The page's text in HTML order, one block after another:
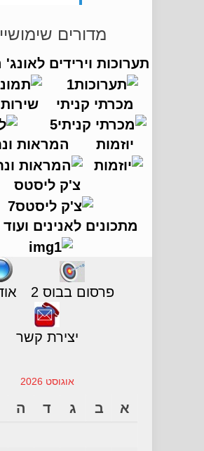
מדורים
תערוכות וירידים
מכרתי קניתי
יוזמות המראות
צ'ק ליסטס
מתכונים לאנינים ועוד
פרסום בבוס 2
יצירת קשר
אוגוסט 2026
א ב ג ד ה